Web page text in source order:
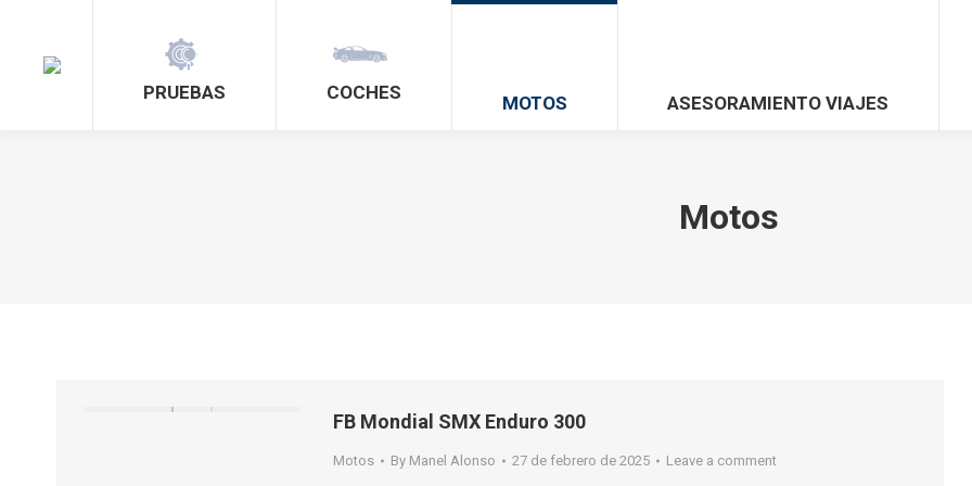
PRUEBAS COCHES MOTOS ASESORAMIENTO VIAJES
Motos
FB Mondial SMX Enduro 300
Motos By Manel Alonso 27 de febrero de 2025 Leave a comment